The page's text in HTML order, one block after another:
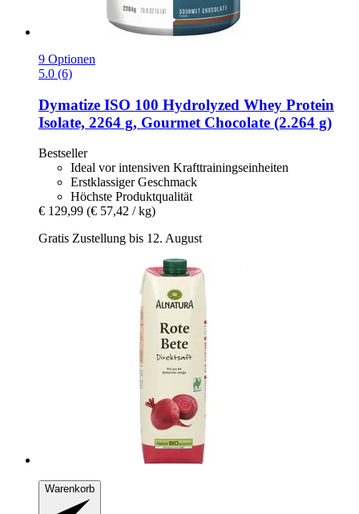
9 Optionen
5.0 (6)
Dymatize ISO 100 Hydrolyzed Whey Protein
Isolate, 2264 g, Gourmet Chocolate (2.264 g)
Bestseller
Ideal vor intensiven Krafttrainingseinheiten
Erstklassiger Geschmack
Höchste Produktqualität
€ 129,99 (€ 57,42 / kg)
Gratis Zustellung bis 12. August
Warenkorb